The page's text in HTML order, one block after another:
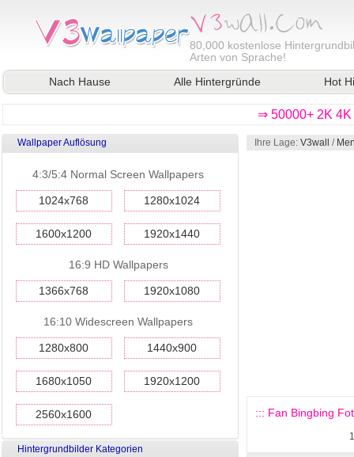
80,000 kostenlose
Arten von Sprache!
Nach Hause
Alle Hintergründe Hot
⇒ 50000+ 2K
Wallpaper Auflösung
4:3/5:4 Normal Screen Wallpapers
1024x768 1280x1024
1600x1200 1920x1440
16:9 HD Wallpapers
1366x768 1920x1080
16:10 Widescreen Wallpapers
1280x800 1440x900
1680x1050 1920x1200
2560x1600
Hintergrundbilder Kategorien
Ihre Lage: V3wall /
::: Fan Bingbing